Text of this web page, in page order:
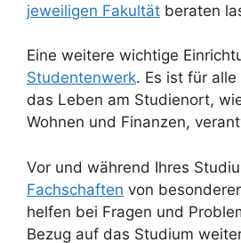
jeweiligen Fakultät beraten
Eine weitere wichtige
Studentenwerk. Es ist für
das Leben am Studienort,
Wohnen und Finanzen,
Vor und während Ihres
Fachschaften von
helfen bei Fragen und
Bezug auf das Studium